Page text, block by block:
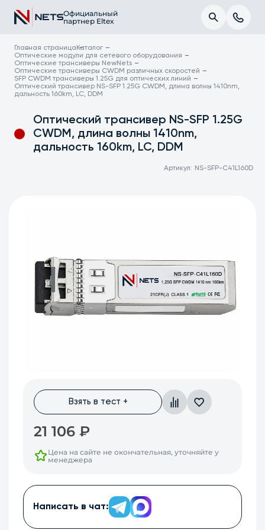
Официальный
партнер Eltex
Главная страница Каталог
Оптические модули для сетевого оборудования
Оптические трансиверы NewNets
Оптические трансиверы CWDM различных скоростей
SFP CWDM трансиверы 1.25G для оптических линий
Оптический трансивер NS-SFP 1.25G CWDM, длина волны 1410nm,
дальность 160km, LC, DDM
Оптический трансивер NS-SFP 1.25G
CWDM, длина волны 1410nm,
дальность 160km, LC, DDM
Артикул: NS-SFP-C41L160D
Взять в тест +
21 106₽
Цена на сайте не окончательная, уточняйте у
менеджера
Написать в чат: